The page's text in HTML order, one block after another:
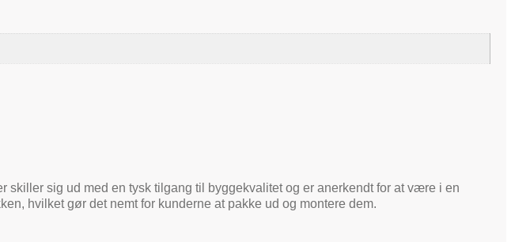
sig ud med en tysk tilgang til byggekvalitet og er anerkendt for at være i en
hvilket gør det nemt for kunderne at pakke ud og montere dem.